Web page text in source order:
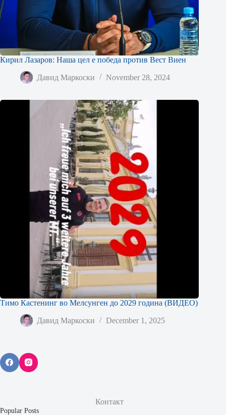
Кирил Лазаров: Наша цел е победа против Вест Виен
Давид Маркоски November 28, 2024
Тимо Кастенинг во Мелсунген до 2029 година (ВИДЕО)
Давид Маркоски December 1, 2025
Контакт
Popular Posts